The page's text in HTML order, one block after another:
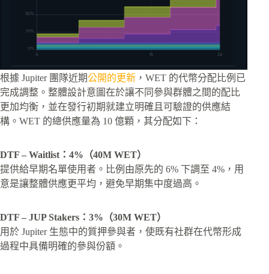
根據 Jupiter 團隊近期公開的更新 ，WET 的代幣分配比例已
完成調整。整體設計意圖在於讓不同參與群體之間的配比
更加均衡，並在發行初期就建立明確且可驗證的供應結
構。WET 的總供應量為 10 億顆，其分配如下：
DTF – Waitlist：4%（40M WET）
提供給早期名單使用者。比例由原先的 6% 下調至 4%，用
意是讓整體供應更平均，避免早期集中度過高。
DTF – JUP Stakers：3%（30M WET）
用於 Jupiter 生態中的質押參與者，使既有社群在代幣形成
過程中具備明確的參與份額。